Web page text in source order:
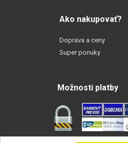
Ako nakupovať?
Doprava a ceny
Super ponuky
Možnosti platby